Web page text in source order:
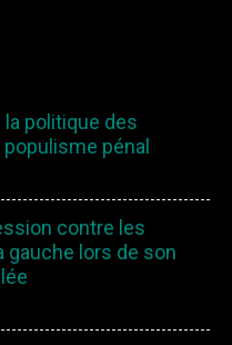
la politique des
pénal
contre les
gauche lors de son